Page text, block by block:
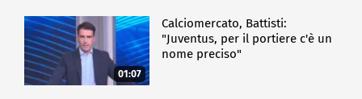
01:07
Calciomercato, Battisti:
"Juventus, per il portiere c'è un
nome preciso"